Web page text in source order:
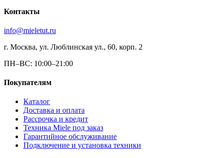
Контакты
info@mieletut.ru
г. Москва, ул. Люблинская ул., 60, корп. 2
ПН–ВС: 10:00–21:00
Покупателям
Каталог
Доставка и оплата
Рассрочка и кредит
Техника Miele под заказ
Гарантийное обслуживание
Подключение и установка техники